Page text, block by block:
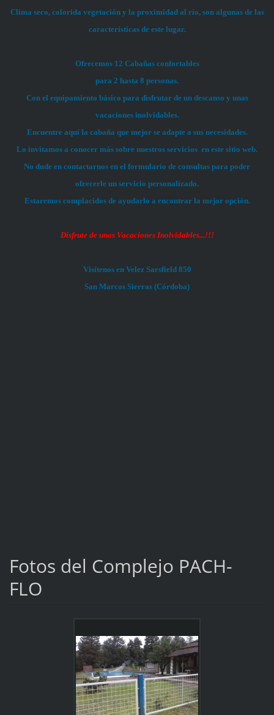
Clima seco, colorida vegetación y la proximidad al río, son algunas de las
características de este lugar.
Ofrecemos 12 Cabañas confortables
para 2 hasta 8 personas.
Con el equipamiento básico para disfrutar de un descanso y unas
vacaciones inolvidables.
Encuentre aquí la cabaña que mejor se adapte a sus necesidades.
Lo invitamos a conocer más sobre nuestros servicios en este sitio web.
No dude en contactarnos en el formulario de consultas para poder
ofrecerle un servicio personalizado.
Estaremos complacidos de ayudarlo a encontrar la mejor opción.
Disfrute de unas Vacaciones Inolvidables...!!!
Visítenos en Velez Sarsfield 850
San Marcos Sierras (Córdoba)
Fotos del Complejo PACH-
FLO